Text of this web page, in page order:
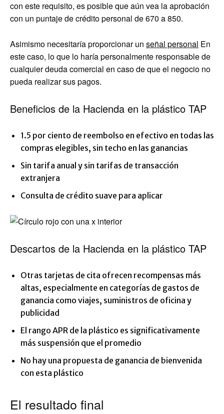
con este requisito, es posible que aún vea la aprobación
con un puntaje de crédito personal de 670 a 850.
Asimismo necesitaría proporcionar un señal personal En
este caso, lo que lo haría personalmente responsable de
cualquier deuda comercial en caso de que el negocio no
pueda realizar sus pagos.
Beneficios de la Hacienda en la plástico TAP
1.5 por ciento de reembolso en efectivo en todas las
compras elegibles, sin techo en las ganancias
Sin tarifa anual y sin tarifas de transacción
extranjera
Consulta de crédito suave para aplicar
Descartos de la Hacienda en la plástico TAP
Otras tarjetas de cita ofrecen recompensas más
altas, especialmente en categorías de gastos de
ganancia como viajes, suministros de oficina y
publicidad
El rango APR de la plástico es significativamente
más suspensión que el promedio
No hay una propuesta de ganancia de bienvenida
con esta plástico
El resultado final